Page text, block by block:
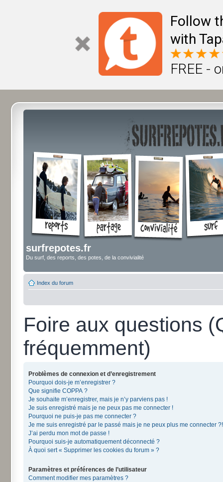
Follow
with
FREE -
surfrepotes.fr
Du surf, des reports, des potes, de la convivialité
Index du forum
Foire aux questions
fréquemment)
Problèmes de connexion et d’enregistrement
Pourquoi dois-je m’enregistrer ?
Que signifie COPPA ?
Je souhaite m’enregistrer, mais je n’y parviens pas !
Je suis enregistré mais je ne peux pas me connecter !
Pourquoi ne puis-je pas me connecter ?
Je me suis enregistré par le passé mais je ne peux plus me connecter ?!
J’ai perdu mon mot de passe !
Pourquoi suis-je automatiquement déconnecté ?
À quoi sert « Supprimer les cookies du forum » ?
Paramètres et préférences de l’utilisateur
Comment modifier mes paramètres ?